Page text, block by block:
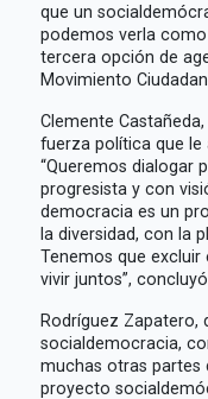
que un
podemos verla
tercera opción de
Movimiento
Clemente
fuerza política que le
“Queremos dialogar
progresista y con
democracia es un
la diversidad, con la
Tenemos que
vivir juntos”, concluyó.
Rodríguez Zapatero,
socialdemocracia,
muchas otras partes
proyecto